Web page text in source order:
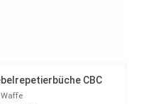
CBC